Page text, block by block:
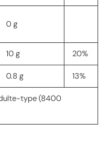
0 g
10 g 20%
0.8 g 13%
type (8400